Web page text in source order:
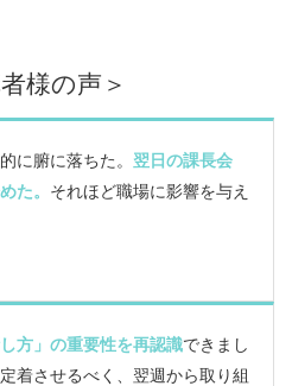
様の声＞
に腑に落ちた。 翌日の課長会
た。 それほど職場に影響を与え
方」の重要性を再認識できまし
着させるべく、翌週から取り組